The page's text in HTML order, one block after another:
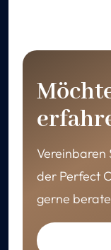
Vereinbaren
der Perfect
gerne